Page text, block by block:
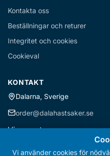
Vi använder cookies för
Kontakta oss
Beställningar och returer
Integritet och cookies
Cookieval
KONTAKT
Dalarna, Sverige
order@dalahastsaker.se
Vi accepterar